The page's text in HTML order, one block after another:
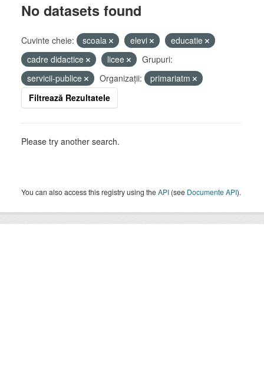
No datasets found
Cuvinte cheie: scoala elevi
educatie
cadre didactice
licee
Grupuri:
servicii-publice
Organizații:
primariatm
Filtrează Rezultatele
Please try another search.
You can also access this registry using theAPI (see Documente API).